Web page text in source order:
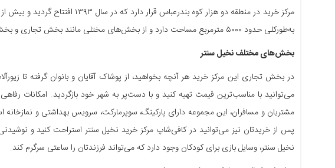
به‌طورکلی حدود ۵۰۰۰ مترمربع مساحت دارد و از بخش‌های مختلی مانند بخش تجاری و بخش خدماتی و رفاهی تشکیل‌شده است.
بخش‌های مختلف نخیل سنتر
در بخش تجاری این مرکز خرید هر آنچه بخواهید، از پوشاک آقایان و بانوان گرفته تا
می‌توانید با مناسب‌ترین قیمت تهیه کنید و با دست‌پر به شهر خود بازگردید. امکانات
مشتریان و مسافران، این مجموعه دارای پارکینگ، سوپرمارکت، سرویس بهداشتی و نمازخانه
پس از خریدتان نیز می‌توانید در کافی‌شاپ مرکز خرید نخیل سنتر استراحت کنید و
نخیل سنتر، وسایل بازی برای کودکان وجود دارد که می‌تواند فرزندتان را ساعتی سرگرم کند.